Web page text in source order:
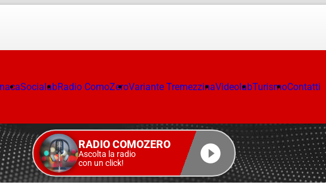
SocialabRadio ComoZeroVariante TremezzinaVideolabTurismoContatti
RADIO COMOZERO
Ascolta la radio
con un click!